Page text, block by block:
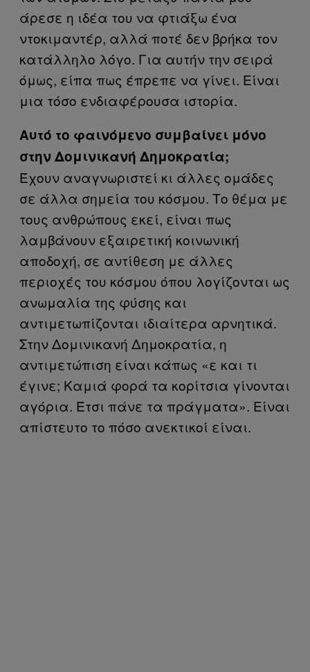
άρεσε η ιδέα του να φτιάξω ένα
ντοκιμαντέρ, αλλά ποτέ δεν βρήκα τον
κατάλληλο λόγο. Για αυτήν την σειρά
όμως, είπα πως έπρεπε να γίνει. Είναι
μια τόσο ενδιαφέρουσα ιστορία.
Αυτό το φαινόμενο συμβαίνει μόνο
στην Δομινικανή Δημοκρατία;
Έχουν αναγνωριστεί κι άλλες ομάδες
σε άλλα σημεία του κόσμου. Το θέμα με
τους ανθρώπους εκεί, είναι πως
λαμβάνουν εξαιρετική κοινωνική
αποδοχή, σε αντίθεση με άλλες
περιοχές του κόσμου όπου λογίζονται ως
ανωμαλία της φύσης και
αντιμετωπίζονται ιδιαίτερα αρνητικά.
Στην Δομινικανή Δημοκρατία, η
αντιμετώπιση είναι κάπως «ε και τι
έγινε; Καμιά φορά τα κορίτσια γίνονται
αγόρια. Έτσι πάνε τα πράγματα». Είναι
απίστευτο το πόσο ανεκτικοί είναι.